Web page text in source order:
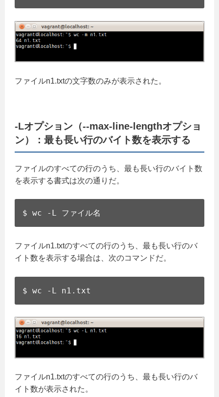
ファイルn1.txtの文字数のみが表示された。
-Lオプション（--max-line-lengthオプショ
ン）：最も長い行のバイト数を表示する
ファイルのすべての行のうち、最も長い行のバイト数
を表示する書式は次の通りだ。
$ wc -L ファイル名
ファイルn1.txtのすべての行のうち、最も長い行のバ
イト数を表示する場合は、次のコマンドだ。
$ wc -L n1.txt
ファイルn1.txtのすべての行のうち、最も長い行のバ
イト数が表示された。